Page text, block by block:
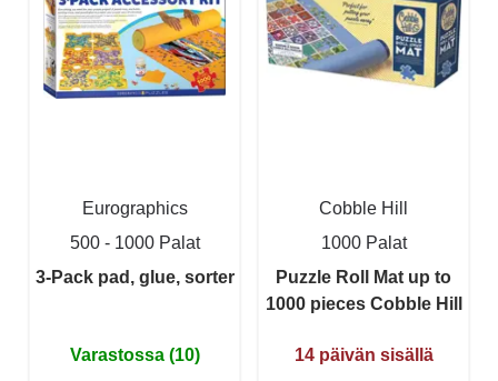
Eurographics
500 - 1000 Palat
3-Pack pad, glue, sorter
Varastossa (10)
Cobble Hill
1000 Palat
Puzzle Roll Mat up to
1000 pieces Cobble Hill
14 päivän sisällä